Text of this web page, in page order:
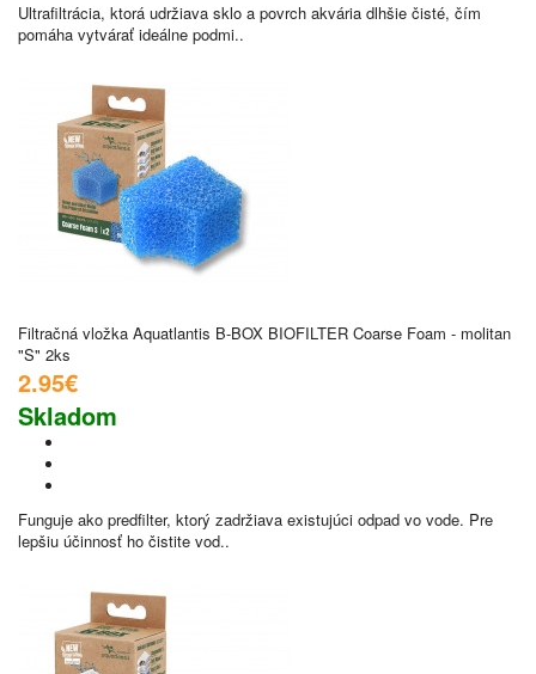
Ultrafiltrácia, ktorá udržiava sklo a povrch akvária dlhšie čisté, čím
pomáha vytvárať ideálne podmi..
Filtračná vložka Aquatlantis B-BOX BIOFILTER Coarse Foam - molitan
"S" 2ks
2.95€
Skladom
Funguje ako predfilter, ktorý zadržiava existujúci odpad vo vode. Pre
lepšiu účinnosť ho čistite vod..